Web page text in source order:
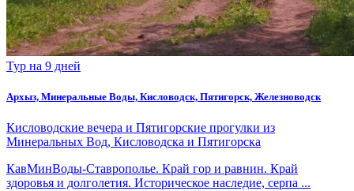
Тур на 9 дней
Архыз, Минеральные Воды, Кисловодск, Пятигорск, Железноводск
Кисловодские вечера и Пятигорские прогулки из
Минеральных Вод, Кисловодска и Пятигорска
КавМинВоды-Ставрополье. Край гор и равнин. Край
здоровья и долголетия. Историческое наследие, серпа ...